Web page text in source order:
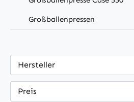
Großballenpressen
Hersteller
Preis